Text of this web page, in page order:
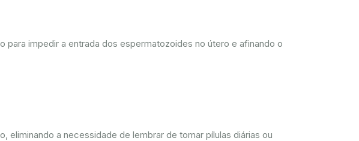
impedir a entrada dos espermatozoides no útero e afinando o
a necessidade de lembrar de tomar pílulas diárias ou